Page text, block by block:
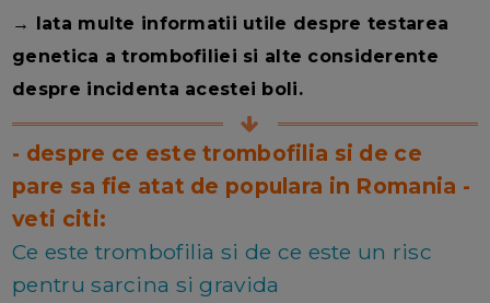
→ Iata multe informatii utile despre testarea
genetica a trombofiliei si alte considerente
despre incidenta acestei boli.
- despre ce este trombofilia si de ce
pare sa fie atat de populara in Romania -
veti citi:
Ce este trombofilia si de ce este un risc
pentru sarcina si gravida